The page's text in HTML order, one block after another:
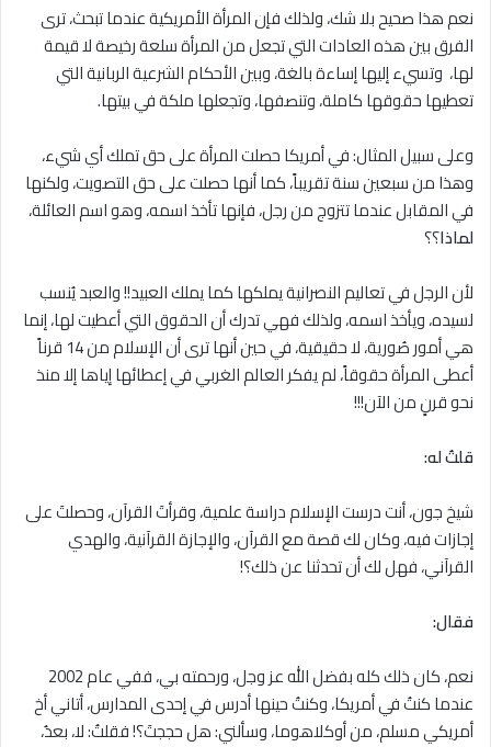
نعم هذا صحيح بلا شك، ولذلك فإن المرأة الأمريكية عندما تبحث، ترى
الفرق بين هذه العادات التي تجعل من المرأة سلعة رخيصة لا قيمة
لها، وتسيء إليها إساءة بالغة، وبين الأحكام الشرعية الربانية التي
تعطيها حقوقها كاملة، وتنصفها، وتجعلها ملكة في بيتها.
وعلى سبيل المثال: في أمريكا حصلت المرأة على حق تملك أي شيء،
وهذا من سبعين سنة تقريباً، كما أنها حصلت على حق التصويت، ولكنها
في المقابل عندما تتزوج من رجل، فإنها تأخذ اسمه، وهو اسم العائلة،
لماذا؟؟
لأن الرجل في تعاليم النصرانية يملكها كما يملك العبيد!! والعبد يُنسب
لسيده، ويأخذ اسمه، ولذلك فهي تدرك أن الحقوق التي أعطيت لها، إنما
هي أمور صُورية، لا حقيقية، في حين أنها ترى أن الإسلام من 14 قرناً
أعطى المرأة حقوقاً، لم يفكر العالم الغربي في إعطائها إياها إﻻ منذ
نحو قرنٍ من الآن!!!
قلتُ له:
شيخ جون، أنت درست الإسلام دراسة علمية، وقرأتَ القرآن، وحصلتَ على
إجازات فيه، وكان لك قصة مع القرآن، والإجازة القرآنية، والهدي
القرآني، فهل لك أن تحدثنا عن ذلك؟!
فقال:
نعم، كان ذلك كله بفضل الله عز وجل، ورحمته بي، ففي عام 2002
عندما كنتُ في أمريكا، وكنتُ حينها أدرس في إحدى المدارس، أتاني أخ
أمريكي مسلم، من أوكلاهوما، وسألني: هل حججتَ؟! فقلتُ: ﻻ، بعدُ،